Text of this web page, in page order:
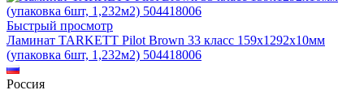
Быстрый просмотр
Ламинат TARKETT Pilot Brown 33 класс 159х1292х10мм
(упаковка 6шт, 1,232м2) 504418006
Россия